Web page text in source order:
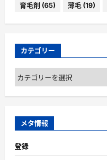
育毛剤 (65) 薄毛 (19)
カテゴリー
カ
テ
ゴ
ー
メタ情報
登録